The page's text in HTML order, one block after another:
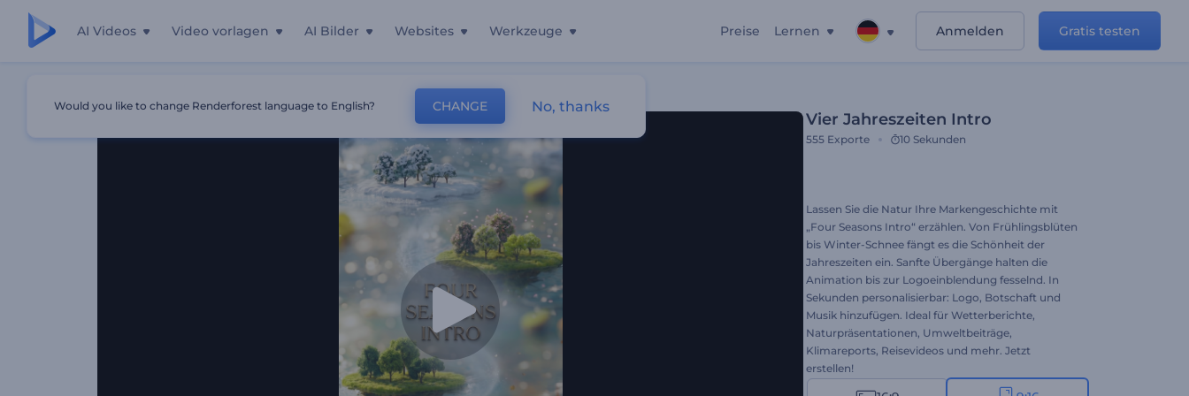
AI Videos Video vorlagen AI Bilder Websites Werkzeuge Preise Lernen Anmelden Gratis testen
Vier Jahreszeiten Intro
555 Exporte 10 Sekunden
Lassen Sie die Natur Ihre Markengeschichte mit
„Four Seasons Intro“ erzählen. Von Frühlingsblüten
bis Winter-Schnee fängt es die Schönheit der
Jahreszeiten ein. Sanfte Übergänge halten die
Animation bis zur Logoeinblendung fesselnd. In
Sekunden personalisierbar: Logo, Botschaft und
Musik hinzufügen. Ideal für Wetterberichte,
Naturpräsentationen, Umweltbeiträge,
Klimareports, Reisevideos und mehr. Jetzt
erstellen!
Would you like to change Renderforest language to English? CHANGE No, thanks